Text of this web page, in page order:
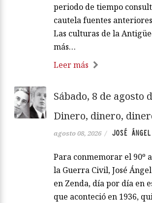
periodo de tiempo
cautela fuentes
Las culturas de la
más…
Leer más
Sábado, 8 de agosto
Dinero, dinero,
agosto 08, 2026 / JOSÉ
Para conmemorar el 90º
la Guerra Civil, José
en Zenda, día por día en
que aconteció en 1936,